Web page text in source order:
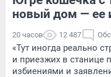
новый дом — ее
20 часов 12 487
«Тут иногда реально
и приезжих в станице
избиениями и